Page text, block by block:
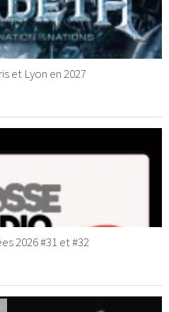
et Lyon en 2027
2026 #31 et #32